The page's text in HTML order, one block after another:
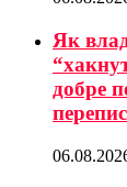
Як
добре